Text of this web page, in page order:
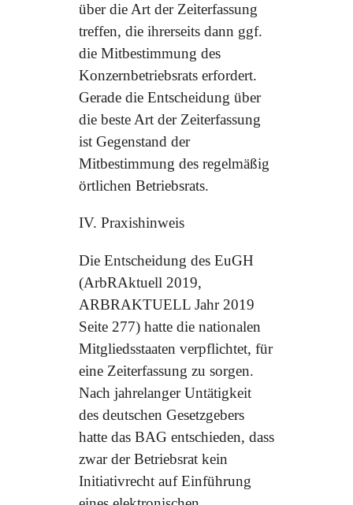
über die Art der Zeiterfassung
treffen, die ihrerseits dann ggf.
die Mitbestimmung des
Konzernbetriebsrats erfordert.
Gerade die Entscheidung über
die beste Art der Zeiterfassung
ist Gegenstand der
Mitbestimmung des regelmäßig
örtlichen Betriebsrats.
IV. Praxishinweis
Die Entscheidung des EuGH
(ArbRAktuell 2019,
ARBRAKTUELL Jahr 2019
Seite 277) hatte die nationalen
Mitgliedsstaaten verpflichtet, für
eine Zeiterfassung zu sorgen.
Nach jahrelanger Untätigkeit
des deutschen Gesetzgebers
hatte das BAG entschieden, dass
zwar der Betriebsrat kein
Initiativrecht auf Einführung